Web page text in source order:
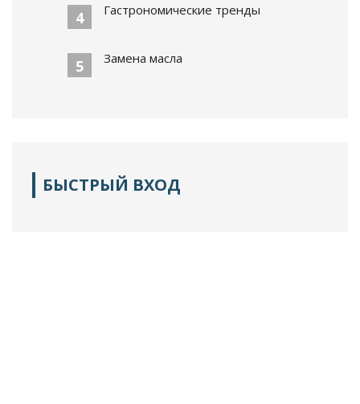
4 Гастрономические тренды
5 Замена масла
БЫСТРЫЙ ВХОД